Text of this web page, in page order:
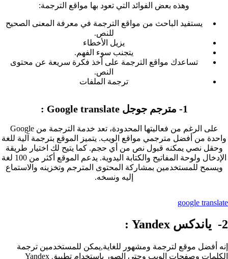
وهذه بعض الفوائد التي تعود بها مواقع الترجمة:
يستفيد الباحث من مواقع الترجمة في معرفة المعنى الصحيح
للنص.
يزيل الأخطاء
يتجنب سوء الفهم.
تساعدك مواقع الترجمة على أخذ فكرة سريعة عن محتوى
النص.
ترجمة الملفات
على الرغم من فعاليتها المحدودة، تعد خدمة الترجمة من Google
واحدة من أفضل مترجمي مواقع الويب. يتميز الموقع بترجمة آلية للغة
وحقل نصي يمكنه قبول نص من أي حجم. كما يتيح لك اختيار طريقة
الإدخال ولوحة المفاتيح والكتابة اليدوية. يدعم الموقع أكثر من 100 لغة
ويسمح للمستخدمين بمشاركة المحتوى المترجم وتخزينه والاستماع
إليه ونسخه.
google translate
إنه أفضل موقع لترجمة ومشهور للغاية,يمكن للمستخدمين ترجمة
الكلمات وصفحات الويب وحتى الصور باستخدام تطبيق Yandex